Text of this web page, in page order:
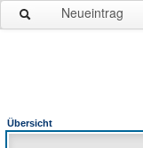
Neueintrag
Übersicht